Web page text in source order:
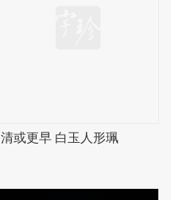
清或更早 白玉人形珮